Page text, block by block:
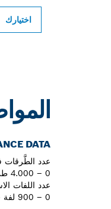
اختيارك
DATA
عدد الطَّرقات
0 – 4.000 طرقة في الدقيقة
عدد اللفات
0 – 900 لفة في الدقيقة